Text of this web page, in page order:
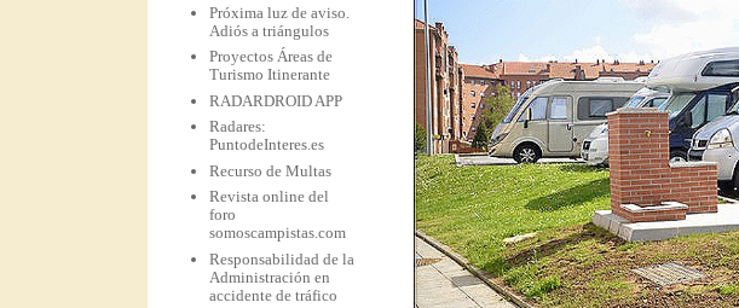
Próxima luz de aviso.
Adiós a triángulos
Proyectos Áreas de
Turismo Itinerante
RADARDROID APP
Radares:
PuntodeInteres.es
Recurso de Multas
Revista online del
foro
somoscampistas.com
Responsabilidad de la
Administración en
accidente de tráfico